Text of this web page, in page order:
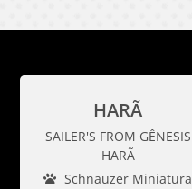
HARÃ
SAILER'S FROM GÊNESIS
HARÃ
Schnauzer Miniatura